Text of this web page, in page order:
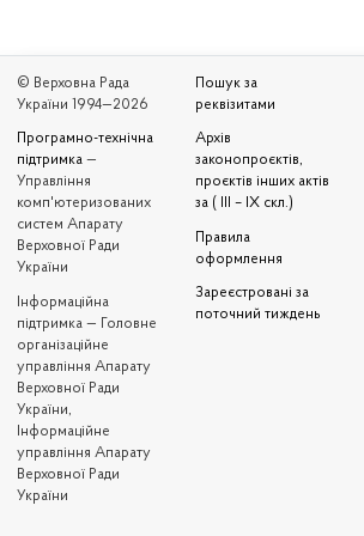
© Верховна Рада
України 1994—2026
Програмно-технічна
підтримка —
Управління
комп'ютеризованих
систем Апарату
Верховної Ради
України
Iнформаційна
підтримка — Головне
організаційне
управління Апарату
Верховної Ради
України,
Інформаційне
управління Апарату
Верховної Ради
України
Пошук за
реквізитами
Архів
законопроєктів,
проєктів інших актів
за ( III – IX скл.)
Правила
оформлення
Зареєстровані за
поточний тиждень